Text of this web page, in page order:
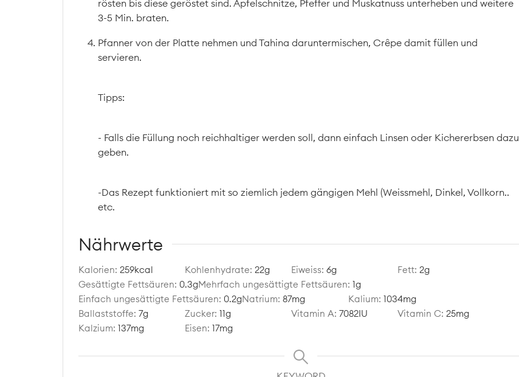
rösten bis diese geröstet sind. Apfelschnitze, Pfeffer und Muskatnuss unterheben und weitere
3-5 Min. braten.
Pfanner von der Platte nehmen und Tahina daruntermischen, Crêpe damit füllen und
servieren.
Tipps:
- Falls die Füllung noch reichhaltiger werden soll, dann einfach Linsen oder Kichererbsen dazu
geben.
-Das Rezept funktioniert mit so ziemlich jedem gängigen Mehl (Weissmehl, Dinkel, Vollkorn..
etc.
Nährwerte
Kalorien: 259kcal Kohlenhydrate: 22g Eiweiss: 6g Fett: 2g
Gesättigte Fettsäuren: 0.3gMehrfach ungesättigte Fettsäuren: 1g
Einfach ungesättigte Fettsäuren: 0.2gNatrium: 87mg Kalium: 1034mg
Ballaststoffe: 7g Zucker: 11g Vitamin A: 7082IU Vitamin C: 25mg
Kalzium: 137mg Eisen: 17mg